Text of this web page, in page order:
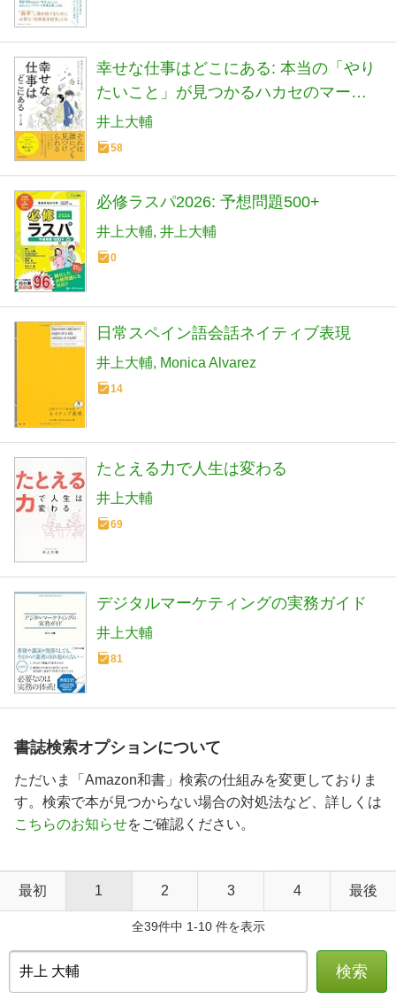
幸せな仕事はどこにある: 本当の「やり
たいこと」が見つかるハカセのマーケ
ティング講義
井上大輔
58
必修ラスパ2026: 予想問題500+
井上大輔 井上大輔
0
日常スペイン語会話ネイティブ表現
井上大輔 Monica Alvarez
14
たとえる力で人生は変わる
井上大輔
69
デジタルマーケティングの実務ガイド
井上大輔
81
書誌検索オプションについて
ただいま「Amazon和書」検索の仕組みを変更しておりま
す。検索で本が見つからない場合の対処法など、詳しくは
こちらのお知らせをご確認ください。
最初 1 2 3 4 最後
全39件中 1-10 件を表示
検索